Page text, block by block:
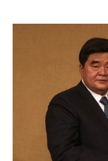
暨國際觀摩賽等系列活動